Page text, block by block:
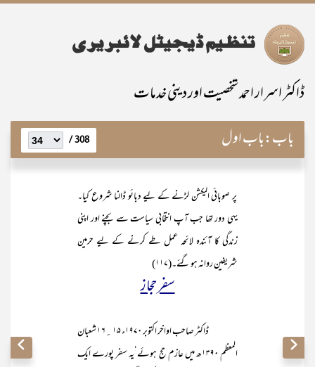
ڈاکٹر اسرار احمد شخصیت اور دینی خدمات
باب:باب اول 308 /
پر صوبائی الیکشن لڑنے کے لیے دبائو ڈالنا شروع کیا۔
یہی دور تھا جب آپ انتخابی سیاست سے بچنے اور اپنی
زندگی کا آئندہ لائحہ عمل طے کرنے کے لیے حرمین
شریفین روانہ ہو گئے۔(۱۱۷)
سفر حجاز
ڈاکٹر صاحب اواخر اکتوبر ۱۹۷۰ء ۱۵؍۱۶ شعبان
المعظم ۱۳۹۰ھ میں عازم حج ہوئے‘یہ سفر پورے ایک